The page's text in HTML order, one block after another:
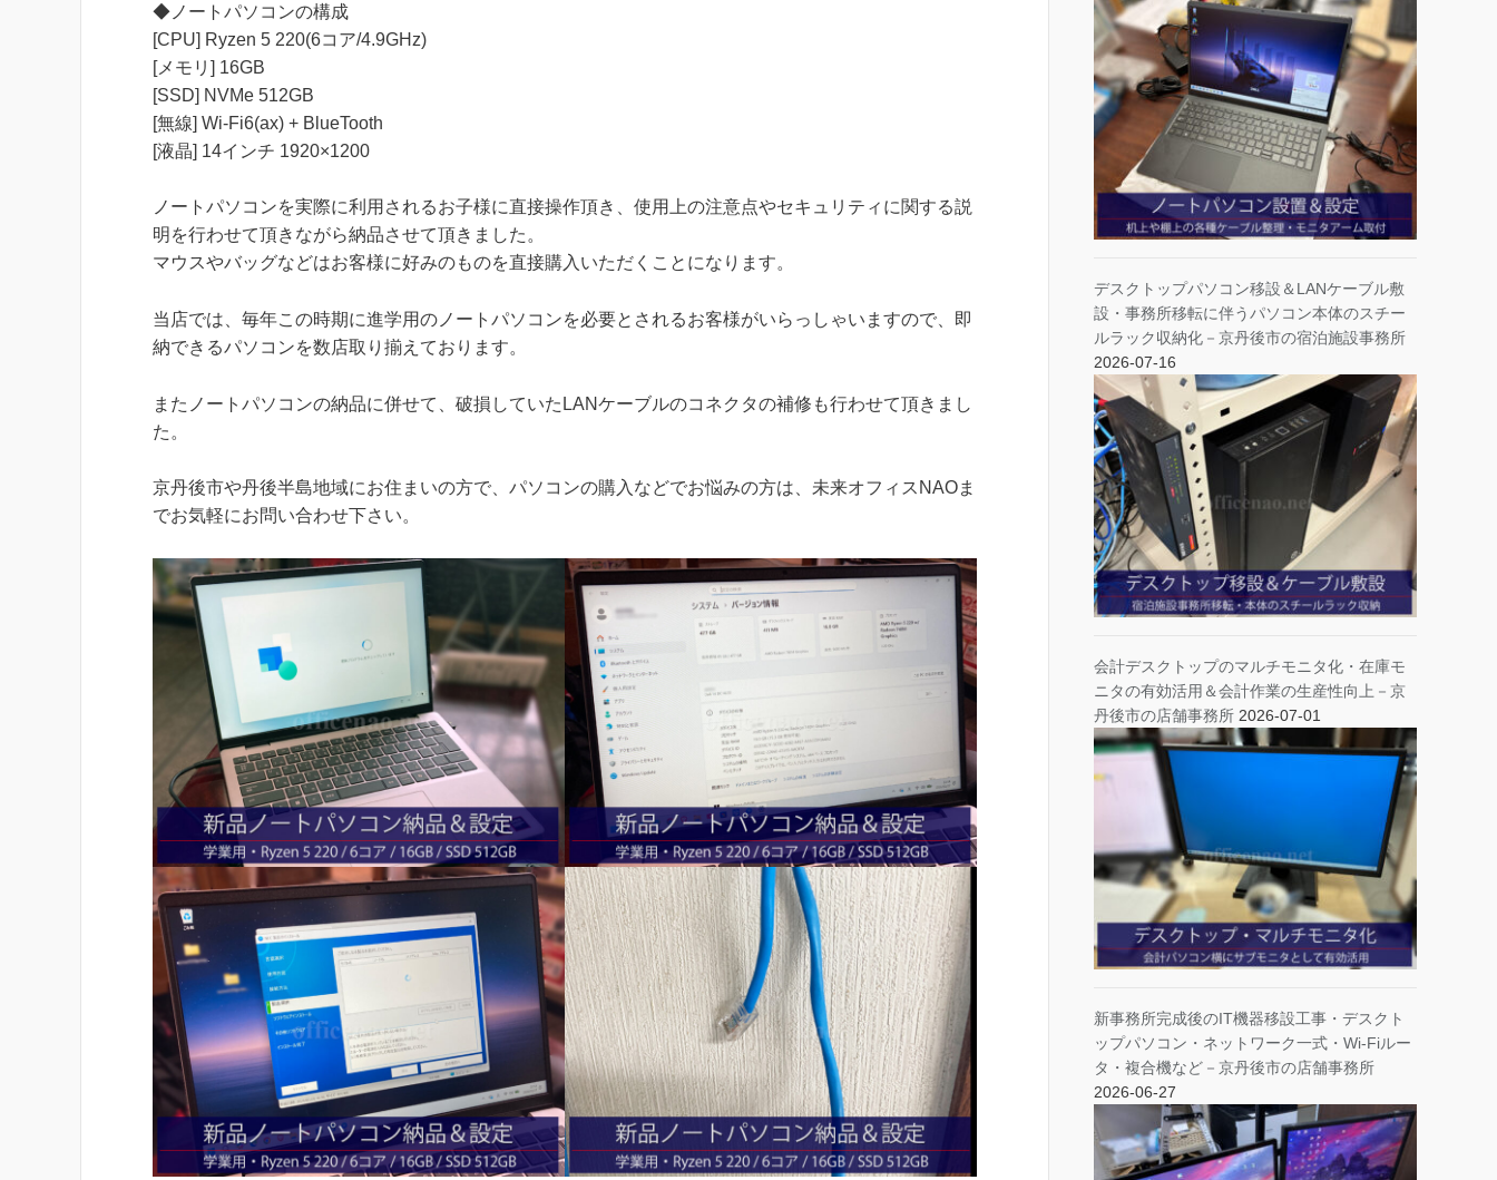
◆ノートパソコンの構成
[CPU] Ryzen 5 220(6コア/4.9GHz)
[メモリ] 16GB
[SSD] NVMe 512GB
[無線] Wi-Fi6(ax) + BlueTooth
[液晶] 14インチ 1920×1200
ノートパソコンを実際に利用されるお子様に直接操作頂き、使用上の注意点やセキュリティに関する説
明を行わせて頂きながら納品させて頂きました。
マウスやバッグなどはお客様に好みのものを直接購入いただくことになります。
当店では、毎年この時期に進学用のノートパソコンを必要とされるお客様がいらっしゃいますので、即
納できるパソコンを数店取り揃えております。
またノートパソコンの納品に併せて、破損していたLANケーブルのコネクタの補修も行わせて頂きまし
た。
京丹後市や丹後半島地域にお住まいの方で、パソコンの購入などでお悩みの方は、未来オフィスNAOま
でお気軽にお問い合わせ下さい。
デスクトップパソコン移設＆LANケーブル敷
設・事務所移転に伴うパソコン本体のスチー
ルラック収納化－京丹後市の宿泊施設事務所
2026-07-16
会計デスクトップのマルチモニタ化・在庫モ
ニタの有効活用＆会計作業の生産性向上－京
丹後市の店舗事務所 2026-07-01
新事務所完成後のIT機器移設工事・デスクト
ップパソコン・ネットワーク一式・Wi-Fiルー
タ・複合機など－京丹後市の店舗事務所
2026-06-27